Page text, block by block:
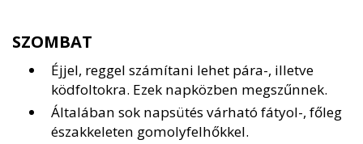
SZOMBAT
Éjjel, reggel számítani lehet pára-, illetve
ködfoltokra. Ezek napközben megszűnnek.
Általában sok napsütés várható fátyol-, főleg
északkeleten gomolyfelhőkkel.